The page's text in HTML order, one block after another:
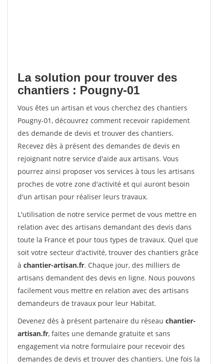
La solution pour trouver des
chantiers : Pougny-01
Vous êtes un artisan et vous cherchez des chantiers
Pougny-01, découvrez comment recevoir rapidement
des demande de devis et trouver des chantiers.
Recevez dès à présent des demandes de devis en
rejoignant notre service d'aide aux artisans. Vous
pourrez ainsi proposer vos services à tous les artisans
proches de votre zone d'activité et qui auront besoin
d'un artisan pour réaliser leurs travaux.
L'utilisation de notre service permet de vous mettre en
relation avec des artisans demandant des devis dans
toute la France et pour tous types de travaux. Quel que
soit votre secteur d'activité, trouver des chantiers grâce
à chantier-artisan.fr. Chaque jour, des milliers de
artisans demandent des devis en ligne. Nous pouvons
facilement vous mettre en relation avec des artisans
demandeurs de travaux pour leur Habitat.
Devenez dès à présent partenaire du réseau chantier-
artisan.fr, faites une demande gratuite et sans
engagement via notre formulaire pour recevoir des
demandes de devis et trouver des chantiers. Une fois la